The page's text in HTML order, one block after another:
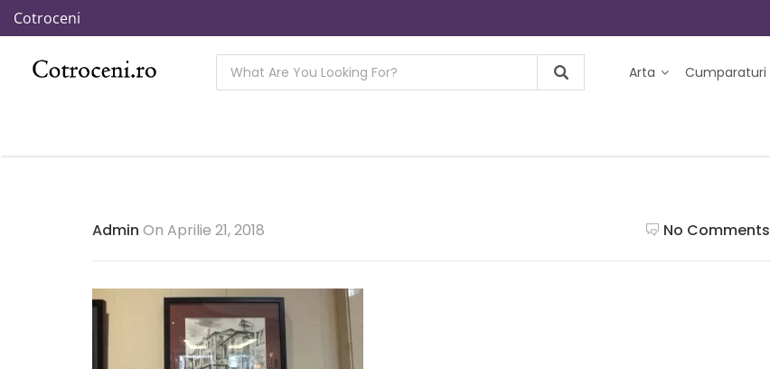
Cotroceni
Arta Cumparaturi
Admin On Aprilie 21, 2018 No Comments